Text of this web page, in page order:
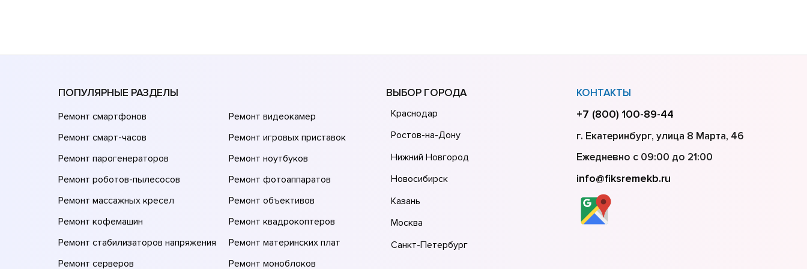
ПОПУЛЯРНЫЕ РАЗДЕЛЫ
Ремонт смартфонов
Ремонт смарт-часов
Ремонт парогенераторов
Ремонт роботов-пылесосов
Ремонт массажных кресел
Ремонт кофемашин
Ремонт стабилизаторов напряжения
Ремонт серверов
Ремонт видеокамер
Ремонт игровых приставок
Ремонт ноутбуков
Ремонт фотоаппаратов
Ремонт объективов
Ремонт квадрокоптеров
Ремонт материнских плат
Ремонт моноблоков
ВЫБОР ГОРОДА
Краснодар
Ростов-на-Дону
Нижний Новгород
Новосибирск
Казань
Москва
Санкт-Петербург
КОНТАКТЫ
+7 (800) 100-89-44
г. Екатеринбург, улица 8 Марта, 46
Ежедневно с 09:00 до 21:00
info@fiksremekb.ru